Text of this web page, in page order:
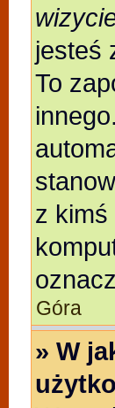
jesteś
To
z kimś
Góra
» W